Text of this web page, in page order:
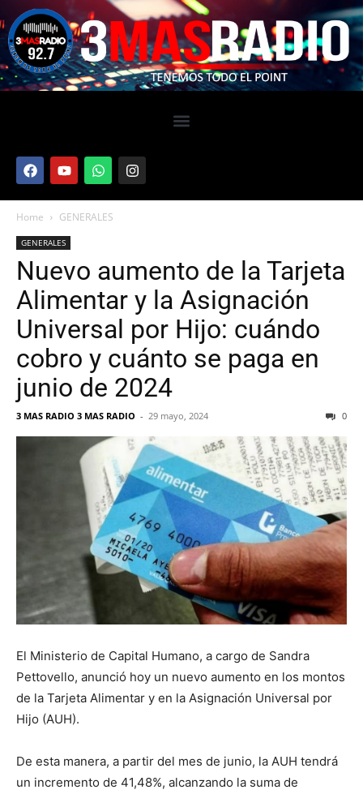
Home GENERALES
GENERALES
Nuevo aumento de la Tarjeta
Alimentar y la Asignación
Universal por Hijo: cuándo
cobro y cuánto se paga en
junio de 2024
3 MAS RADIO 3 MAS RADIO - 29 mayo, 2024 0
El Ministerio de Capital Humano, a cargo de Sandra
Pettovello, anunció hoy un nuevo aumento en los montos
de la Tarjeta Alimentar y en la Asignación Universal por
Hijo (AUH).
De esta manera, a partir del mes de junio, la AUH tendrá
un incremento de 41,48%, alcanzando la suma de